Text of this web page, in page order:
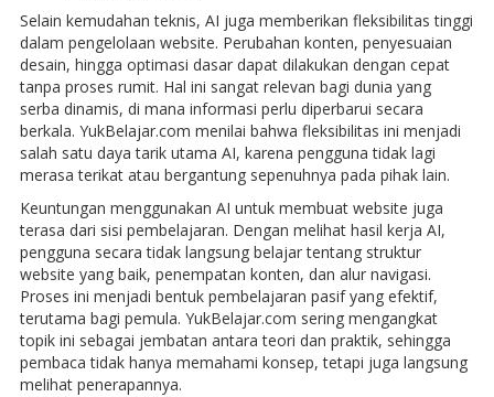
Selain kemudahan teknis, AI juga memberikan fleksibilitas tinggi
dalam pengelolaan website. Perubahan konten, penyesuaian
desain, hingga optimasi dasar dapat dilakukan dengan cepat
tanpa proses rumit. Hal ini sangat relevan bagi dunia yang
serba dinamis, di mana informasi perlu diperbarui secara
berkala. YukBelajar.com menilai bahwa fleksibilitas ini menjadi
salah satu daya tarik utama AI, karena pengguna tidak lagi
merasa terikat atau bergantung sepenuhnya pada pihak lain.
Keuntungan menggunakan AI untuk membuat website juga
terasa dari sisi pembelajaran. Dengan melihat hasil kerja AI,
pengguna secara tidak langsung belajar tentang struktur
website yang baik, penempatan konten, dan alur navigasi.
Proses ini menjadi bentuk pembelajaran pasif yang efektif,
terutama bagi pemula. YukBelajar.com sering mengangkat
topik ini sebagai jembatan antara teori dan praktik, sehingga
pembaca tidak hanya memahami konsep, tetapi juga langsung
melihat penerapannya.